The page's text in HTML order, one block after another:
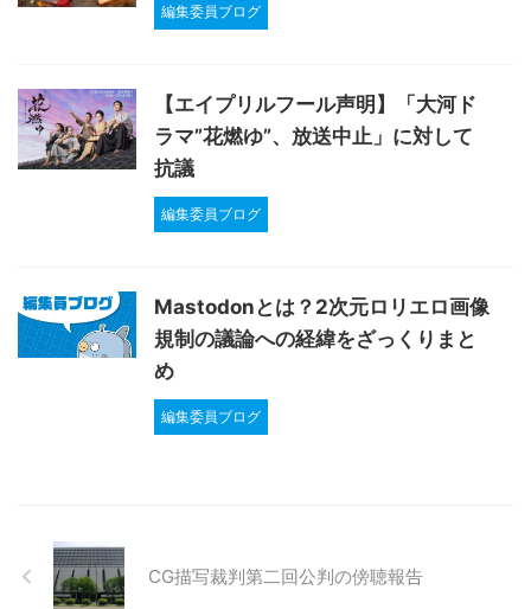
編集委員ブログ
【エイプリルフール声明】「大河ド
ラマ”花燃ゆ”、放送中止」に対して
抗議
編集委員ブログ
Mastodonとは？2次元ロリエロ画像
規制の議論への経緯をざっくりまと
め
編集委員ブログ
CG描写裁判第二回公判の傍聴報告